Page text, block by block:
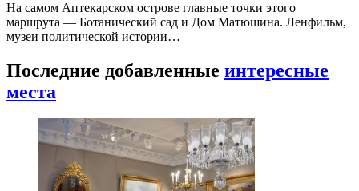
На самом Аптекарском острове главные точки этого
маршрута — Ботанический сад и Дом Матюшина. Ленфильм,
музеи политической истории…
Последние добавленные интересные
места